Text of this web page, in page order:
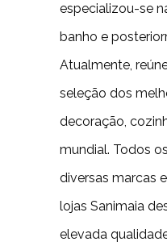
especializou-se
banho e
Atualmente,
seleção dos
decoração,
mundial. Todos
diversas marcas
lojas Sanimaia
elevada